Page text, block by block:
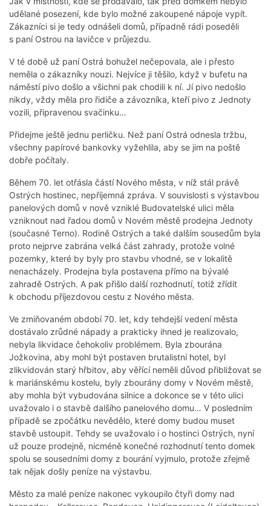
udělané posezení, kde bylo možné zakoupené nápoje vypít.
Zákazníci si je tedy odnášeli domů, případně rádi poseděli
s paní Ostrou na lavičce v průjezdu.
V té době už paní Ostrá bohužel nečepovala, ale i přesto
neměla o zákazníky nouzi. Nejvíce ji těšilo, když v bufetu na
náměstí pivo došlo a všichni pak chodili k ní. Jí pivo nedošlo
nikdy, vždy měla pro řidiče a závozníka, kteří pivo z Jednoty
vozili, připravenou svačinku…
Přidejme ještě jednu perličku. Než paní Ostrá odnesla tržbu,
všechny papírové bankovky vyžehlila, aby se jim na poště
dobře počítaly.
Během 70. let otřásla částí Nového města, v níž stál právě
Ostrých hostinec, nepříjemná zpráva. V souvislosti s výstavbou
panelových domů v nově vzniklé Budovatelské ulici měla
vzniknout nad řadou domů v Novém městě prodejna Jednoty
(současné Terno). Rodině Ostrých a také dalším sousedům byla
proto nejprve zabrána velká část zahrady, protože volné
pozemky, které by byly pro stavbu vhodné, se v lokalitě
nenacházely. Prodejna byla postavena přímo na bývalé
zahradě Ostrých. A pak přišlo další rozhodnutí, totiž zřídit
k obchodu příjezdovou cestu z Nového města.
Ve zmiňovaném období 70. let, kdy tehdejší vedení města
dostávalo zrůdné nápady a prakticky ihned je realizovalo,
nebyla likvidace čehokoliv problémem. Byla zbourána
Jožkovina, aby mohl být postaven brutalistní hotel, byl
zlikvidován starý hřbitov, aby věřící neměli důvod přibližovat se
k mariánskému kostelu, byly zbourány domy v Novém městě,
aby mohla být vybudována silnice a dokonce se v této ulici
uvažovalo i o stavbě dalšího panelového domu… V posledním
případě se zpočátku nevědělo, které domy budou muset
stavbě ustoupit. Tehdy se uvažovalo i o hostinci Ostrých, nyní
už pouze prodejně, nicméně konečné rozhodnutí tento domek
spolu se sousedními domy z bourání vyjmulo, protože zřejmě
tak nějak došly peníze na výstavbu.
Město za malé peníze nakonec vykoupilo čtyři domy nad